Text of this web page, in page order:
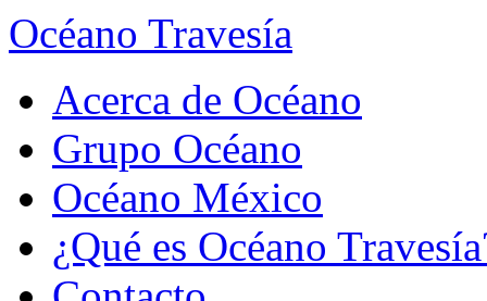
Océano Travesía
Acerca de Océano
Grupo Océano
Océano México
¿Qué es Océano